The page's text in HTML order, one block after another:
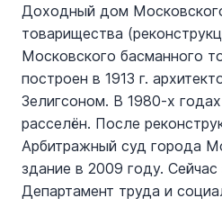
Доходный дом
товарищества
Московского басманного
построен в 1913 г.
Зелигсоном. В 1980-х
расселён. После
Арбитражный суд города
здание в 2009 году.
Департамент труда и